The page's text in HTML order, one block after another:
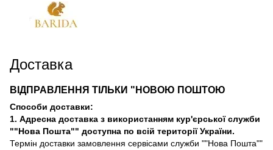
Доставка
ВІДПРАВЛЕННЯ ТІЛЬКИ "НОВОЮ ПОШТОЮ
Способи доставки:
1. Адресна доставка з використанням кур'єрської служби
""Нова Пошта"" доступна по всій території України.
Термін доставки замовлення сервісами служби ""Нова Пошта""